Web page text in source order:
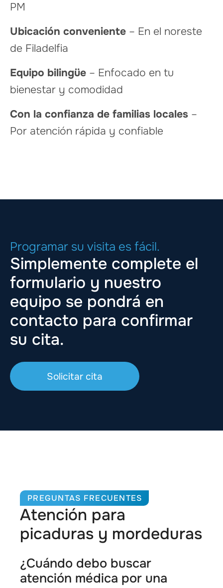
PM
Ubicación conveniente – En el noreste
de Filadelfia
Equipo bilingüe – Enfocado en tu
bienestar y comodidad
Con la confianza de familias locales –
Por atención rápida y confiable
Programar su visita es fácil.
Simplemente complete el
formulario y nuestro
equipo se pondrá en
contacto para confirmar
su cita.
Solicitar cita
PREGUNTAS FRECUENTES
Atención para
picaduras y mordeduras
¿Cuándo debo buscar
atención médica por una